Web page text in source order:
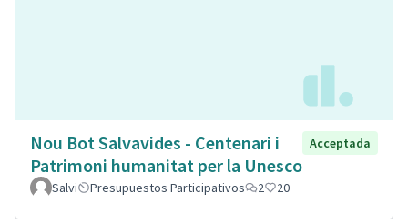
Nou Bot Salvavides - Centenari i
Patrimoni humanitat per la Unesco
Acceptada
Salvi Presupuestos Participativos 2 20